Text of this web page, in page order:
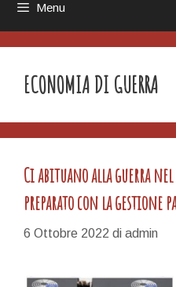
Menu
ECONOMIA DI GUERRA
Ci abituano alla guerra
preparato con la gestione
6 Ottobre 2022 di admin